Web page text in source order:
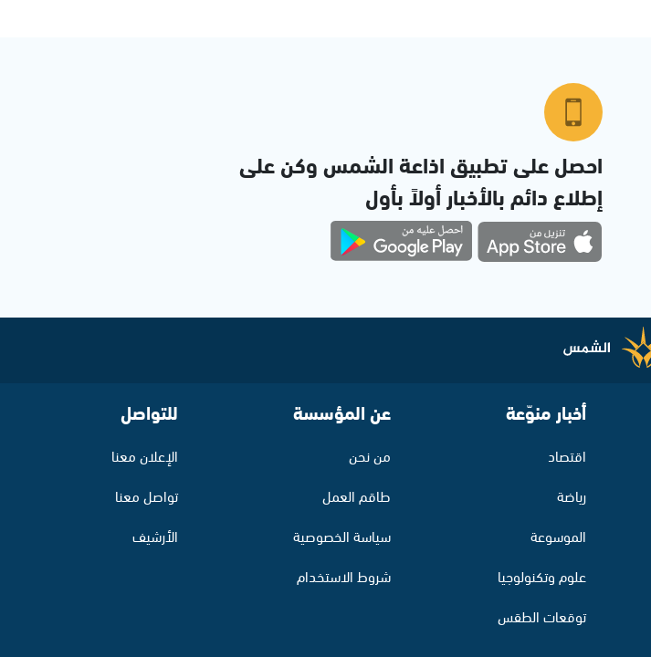
احصل على تطبيق اذاعة الشمس وكن على
إطلاع دائم بالأخبار أولاً بأول
أخبار منوّعة
اقتصاد
رياضة
الموسوعة
علوم وتكنولوجيا
توقعات الطقس
عن المؤسسة
من نحن
طاقم العمل
سياسة الخصوصية
شروط الاستخدام
للتواصل
الإعلان معنا
تواصل معنا
الأرشيف